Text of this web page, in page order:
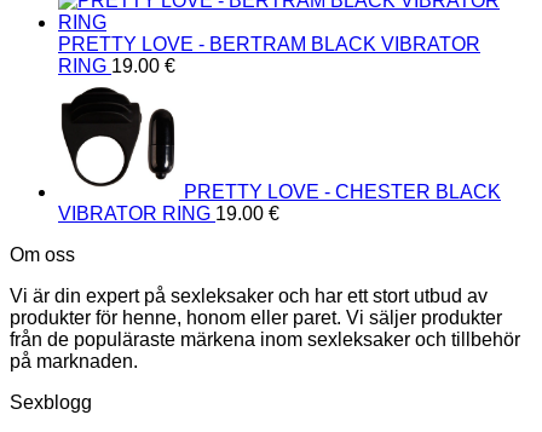
PRETTY LOVE - BERTRAM BLACK VIBRATOR
RING 19.00 €
PRETTY LOVE - CHESTER BLACK
VIBRATOR RING 19.00 €
Om oss
Vi är din expert på sexleksaker och har ett stort utbud av
produkter för henne, honom eller paret. Vi säljer produkter
från de populäraste märkena inom sexleksaker och tillbehör
på marknaden.
Sexblogg